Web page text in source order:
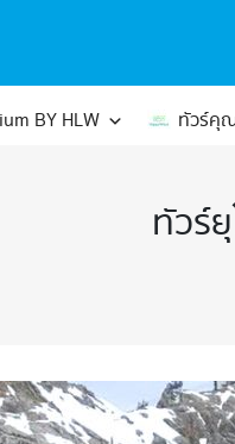
BY HLW ทัวร์คุ
ทัวร์